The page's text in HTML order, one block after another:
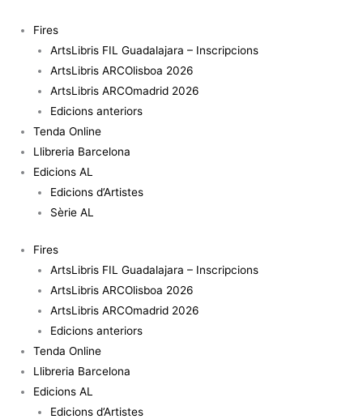
contingut
Fires
ArtsLibris FIL Guadalajara – Inscripcions
ArtsLibris ARCOlisboa 2026
ArtsLibris ARCOmadrid 2026
Edicions anteriors
Tenda Online
Llibreria Barcelona
Edicions AL
Edicions d’Artistes
Sèrie AL
Fires
ArtsLibris FIL Guadalajara – Inscripcions
ArtsLibris ARCOlisboa 2026
ArtsLibris ARCOmadrid 2026
Edicions anteriors
Tenda Online
Llibreria Barcelona
Edicions AL
Edicions d’Artistes
Matices
América
Latina